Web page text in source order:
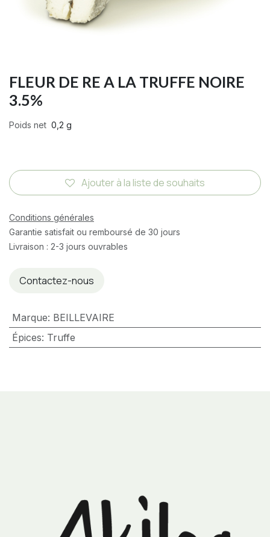
FLEUR DE RE A LA TRUFFE NOIRE
3.5%
Poids net 0,2 g
Ajouter à la liste de souhaits
Conditions générales
Garantie satisfait ou remboursé de 30 jours
Livraison : 2-3 jours ouvrables
Contactez-nous
Marque: BEILLEVAIRE
Épices: Truffe